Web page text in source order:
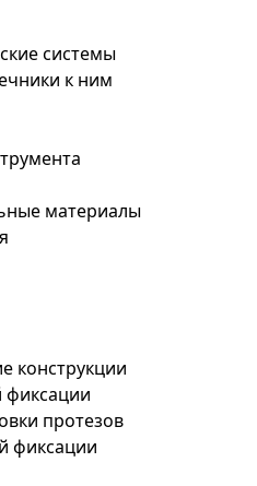
системы
к ним
материалы
конструкции
протезов
фиксации